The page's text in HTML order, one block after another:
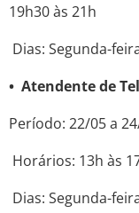
19h30 às 21h
Dias: Segunda-
• Atendente de
Período: 22/05 a
Horários: 13h às
Dias: Segunda-